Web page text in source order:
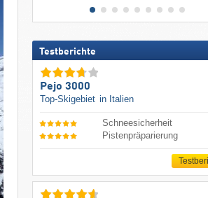
Testberichte
Pejo 3000
Top-Skigebiet in Italien
Schneesicherheit
Pistenpräparierung